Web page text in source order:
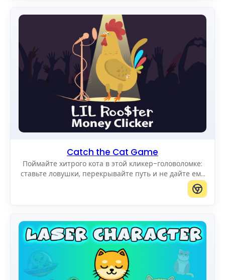
Catch the Cat Game
Поймайте хитрого кота в этой кликер-головоломке:
ставьте ловушки, перекрывайте путь и не дайте ему